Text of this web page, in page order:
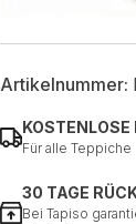
Artikelnummer:
KOSTENLOSE
Für alle Teppiche
30 TAGE
Bei Tapiso